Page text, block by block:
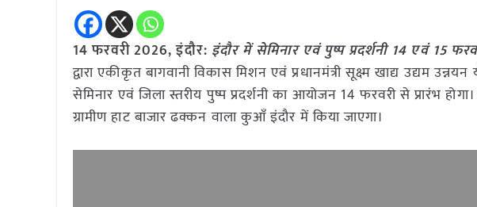
14 फरवरी 2026, इंदौर: इंदौर में सेमिनार एवं पुष्प प्रदर्शनी 14 एवं 15
द्वारा एकीकृत बागवानी विकास मिशन एवं प्रधानमंत्री सूक्ष्म खाद्य उद्यम
सेमिनार एवं जिला स्तरीय पुष्प प्रदर्शनी का आयोजन 14 फरवरी से प्रारंभ
ग्रामीण हाट बाजार ढक्कन वाला कुआँ इंदौर में किया जाएगा।